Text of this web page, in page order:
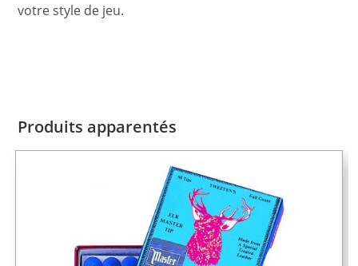
votre style de jeu.
Produits apparentés